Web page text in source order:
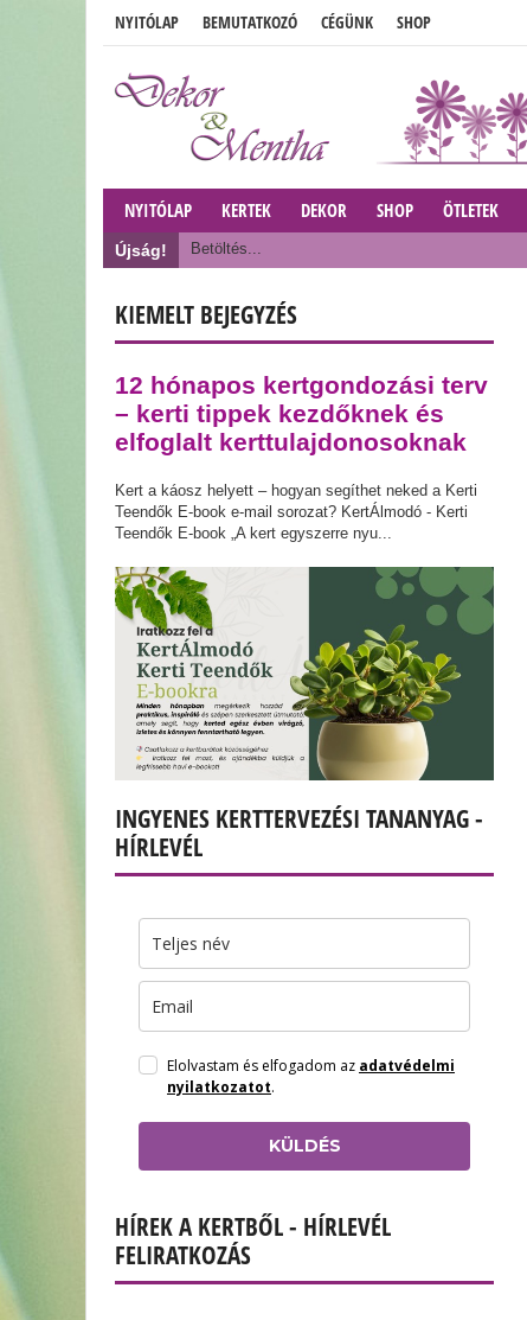
NYITÓLAP BEMUTATKOZÓ CÉGÜNK SHOP
NYITÓLAP KERTEK DEKOR SHOP ÖTLETEK
Újság! Betöltés...
KIEMELT BEJEGYZÉS
12 hónapos kertgondozási terv
– kerti tippek kezdőknek és
elfoglalt kerttulajdonosoknak
Kert a káosz helyett – hogyan segíthet neked a Kerti
Teendők E-book e-mail sorozat? KertÁlmodó - Kerti
Teendők E-book „A kert egyszerre nyu...
INGYENES KERTTERVEZÉSI TANANYAG -
HÍRLEVÉL
Elolvastam és elfogadom az adatvédelmi
nyilatkozatot.
KÜLDÉS
HÍREK A KERTBŐL - HÍRLEVÉL
FELIRATKOZÁS